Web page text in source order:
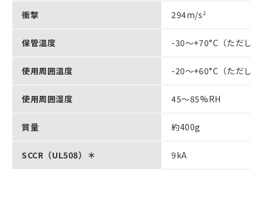
衝撃 294m/s2
保管温度 -30～+70°C（ただし
使用周囲温度 -20～+60°C（ただし
使用周囲湿度 45～85%RH
質量 約400g
SCCR（UL508）＊ 9kA